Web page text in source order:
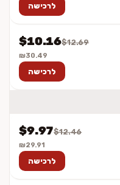
לרכישה
$12.69
$10.16
₪30.49
לרכישה
$12.46
$9.97
₪29.91
לרכישה